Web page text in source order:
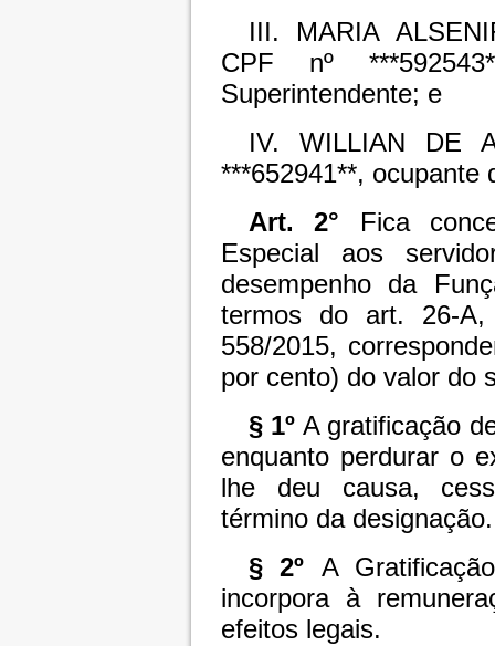
III. MARIA
CPF nº
Superintendente; e
IV. WILLIAN DE
***652941**, ocupante
Art. 2° Fica
Especial aos
desempenho da
termos do art. 26-
558/2015,
por cento) do valor do
§ 1ºA gratificação
enquanto perdurar o
lhe deu causa,
término da designação.
§ 2º A
incorpora à
efeitos legais.